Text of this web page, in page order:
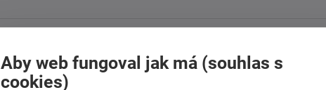
ZDARMA
Při nákupu nad 6 000
Rádi poradíme s
výběrem
Aby web fungoval jak má (souhlas s
cookies)